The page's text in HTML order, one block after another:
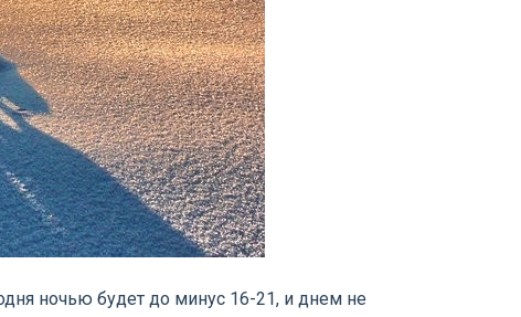
ночью будет до минус 16-21, и днем не